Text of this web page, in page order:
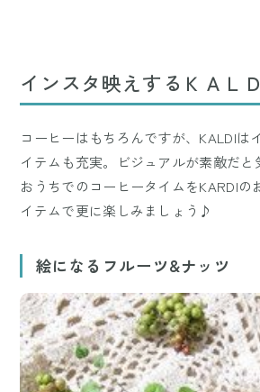
インスタ映えするＫＡＬ
コーヒーはもちろんですが、KALDIは
イテムも充実。ビジュアルが素敵だと
おうちでのコーヒータイムをKARDIの
イテムで更に楽しみましょう♪
絵になるフルーツ&ナッツ